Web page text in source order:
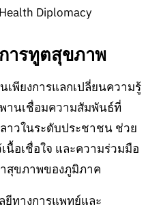
ารทูตสุขภาพ
เพียงการแลกเปลี่ยนความรู้
านเชื่อมความสัมพันธ์ที่
าวในระดับประชาชน ช่วย
นื้อเชื่อใจ และความร่วมมือ
สุขภาพของภูมิภาค
ยีทางการแพทย์และ